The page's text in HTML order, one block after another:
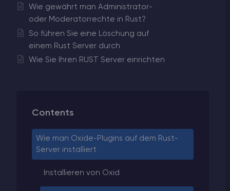
Wie gewährt man Administrator-
oder Moderatorrechte in Rust?
So führen Sie eine Löschung auf
einem Rust Server durch
Wie Sie Ihren RUST Server einrichten
Contents
Wie man Oxide-Plugins auf dem Rust-
Server installiert
Installieren von Oxid